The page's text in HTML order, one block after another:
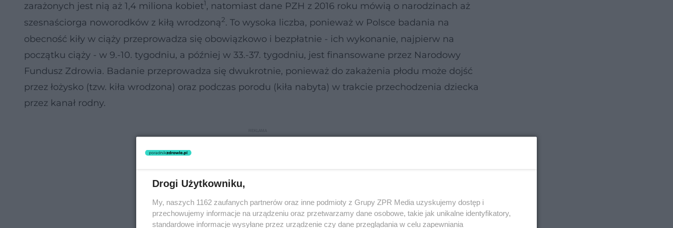
zarażonych jest nią aż 1,4 miliona kobiet1, natomiast dane PZH z 2016 roku mówią o narodzinach aż
szesnaściorga noworodków z kiłą wrodzoną2. To wysoka liczba, ponieważ w Polsce badania na
obecność kiły w ciąży przeprowadza się obowiązkowo i bezpłatnie - ich wykonanie, najpierw na
początku ciąży - w 9.-10. tygodniu, a później w 33.-37. tygodniu, jest finansowane przez Narodowy
Fundusz Zdrowia. Badanie przeprowadza się dwukrotnie, ponieważ do zakażenia płodu może dojść
przez łożysko (tzw. kiła wrodzona) oraz podczas porodu (kiła nabyta) w trakcie przechodzenia dziecka
przez kanał rodny.
Drogi Użytkowniku,
My, naszych 1162 zaufanych partnerów oraz inne podmioty z Grupy ZPR Media uzyskujemy dostęp i
przechowujemy informacje na urządzeniu oraz przetwarzamy dane osobowe, takie jak unikalne identyfikatory,
standardowe informacje wysyłane przez urządzenie czy dane przeglądania w celu zapewniania